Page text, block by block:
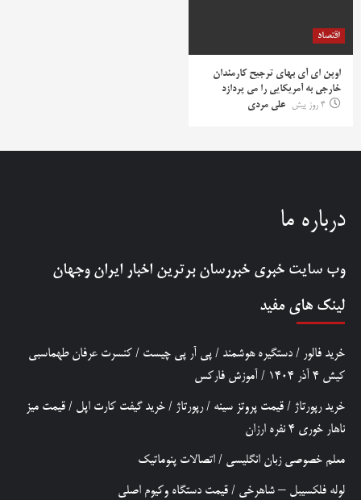
اقتصاد
اوپن ای آی بهای ترجیح کارمندان
خارجی به آمریکایی را می پردازد
4 روز پیش
علی مردی
درباره ما
وب سایت خبری خبررسان برترین اخبار ایران وجهان
لینک های مفید
خرید فالور / دستگیره هوشمند / پی آر پی چیست / کنسرت عرفان طهماسبی
کیش 4 آذر 1404
/ آموزش فارکس
خرید رپورتاژ / قیمت پروتز سینه /رپورتاژ / خرید گیفت کارت اپل / قیمت میز
ناهار خوری 4 نفره ارزان
معلم خصوصی زبان انگلیسی / اتصالات پنوماتیک
لوله فلکسیبل – شاهرخی / قیمت دستگاه وکیوم اصلی